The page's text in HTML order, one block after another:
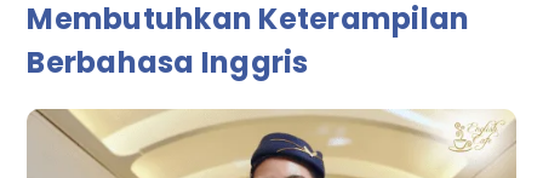
Membutuhkan Keterampilan
Berbahasa Inggris